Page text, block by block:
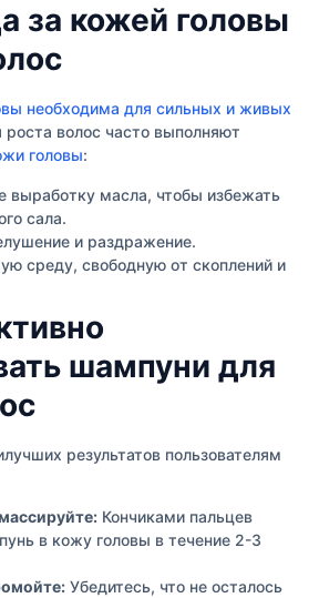
за кожей головы
необходима для сильных и живых
волос часто выполняют
головы:
выработку масла, чтобы избежать
сала.
и раздражение.
среду, свободную от скоплений и
шампуни для
результатов пользователям
Кончиками пальцев
в кожу головы в течение 2-3
Убедитесь, что не осталось